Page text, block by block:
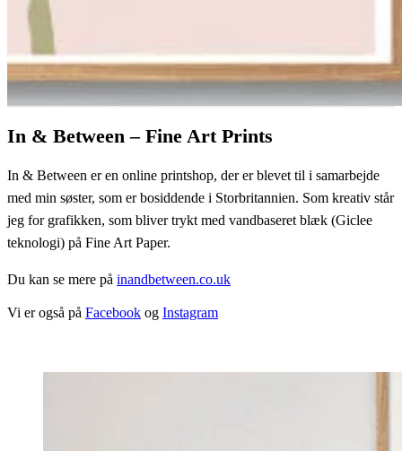
In & Between – Fine Art Prints
In & Between er en online printshop, der er blevet til i samarbejde
med min søster, som er bosiddende i Storbritannien. Som kreativ står
jeg for grafikken, som bliver trykt med vandbaseret blæk (Giclee
teknologi) på Fine Art Paper.
Du kan se mere på inandbetween.co.uk
Vi er også på Facebook og Instagram